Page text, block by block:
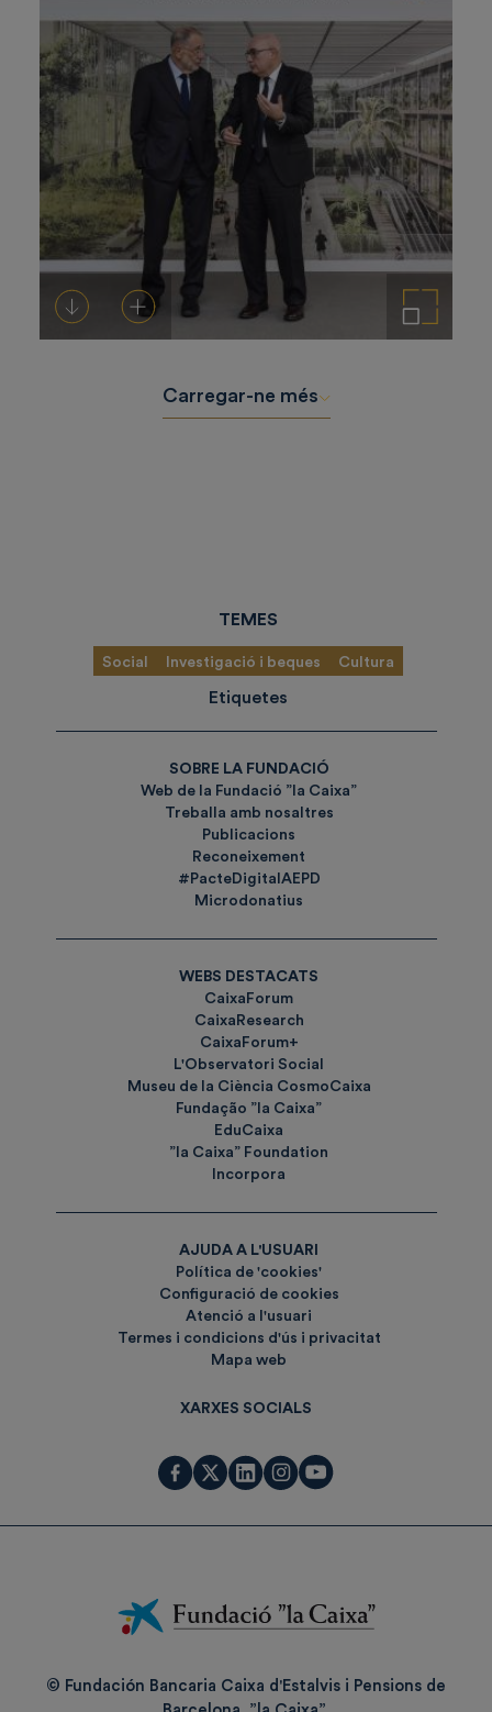
Descarregar-ho Afegeix a la cistella Amplia la imatge
Carregar-ne més
TEMES
Social Investigació i beques Cultura
Etiquetes
SOBRE LA FUNDACIÓ
Web de la Fundació ”la Caixa”
Treballa amb nosaltres
Publicacions
Reconeixement
#PacteDigitalAEPD
Microdonatius
WEBS DESTACATS
CaixaForum
CaixaResearch
CaixaForum+
L'Observatori Social
Museu de la Ciència CosmoCaixa
Fundação ”la Caixa”
EduCaixa
”la Caixa” Foundation
Incorpora
AJUDA A L'USUARI
Política de 'cookies'
Configuració de cookies
Atenció a l'usuari
Termes i condicions d'ús i privacitat
Mapa web
XARXES SOCIALS
Fundación
La
© Fundación Bancaria Caixa d'Estalvis i Pensions de